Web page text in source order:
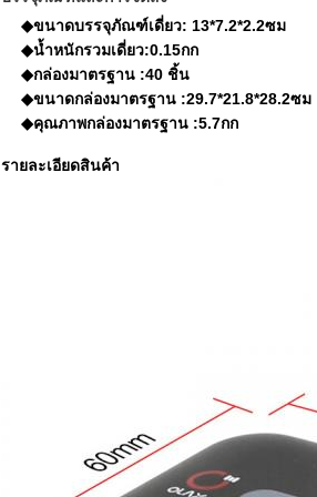
◆ขนาดบรรจุภัณฑ์เดี่ยว: 13*7.2*2.2ซม
◆น้ำหนักรวมเดี่ยว:0.15กก
◆กล่องมาตรฐาน :40 ชิ้น
◆ขนาดกล่องมาตรฐาน :29.7*21.8*28.2ซม
◆คุณภาพกล่องมาตรฐาน :5.7กก
รายละเอียดสินค้า